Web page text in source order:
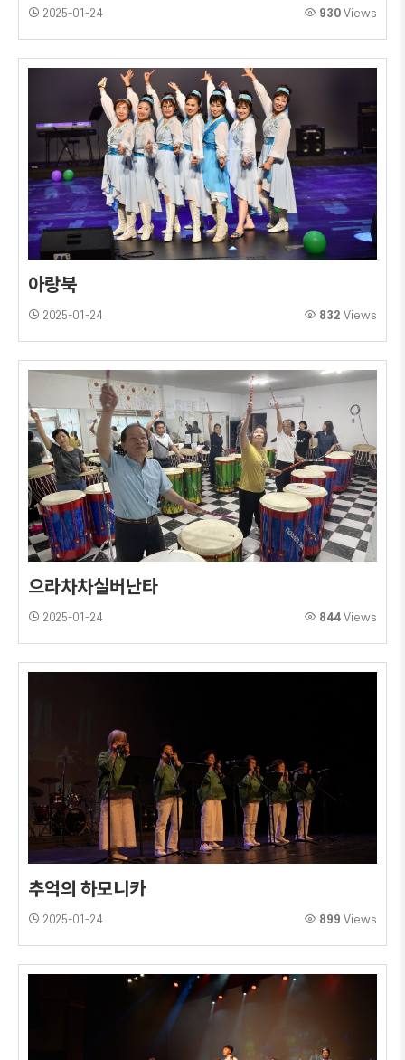
2025-01-24 930 Views
아랑북
2025-01-24 832 Views
으라차차실버난타
2025-01-24 844 Views
추억의 하모니카
2025-01-24 899 Views